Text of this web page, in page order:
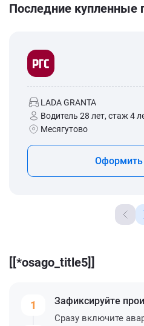
Последние купленные
LADA GRANTA
Водитель 28 лет, стаж 4
Месягутово
[[*osago_title5]]
1 Зафиксируйте
Сразу включите